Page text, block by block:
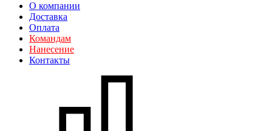
О компании
Доставка
Оплата
Командам
Нанесение
Контакты